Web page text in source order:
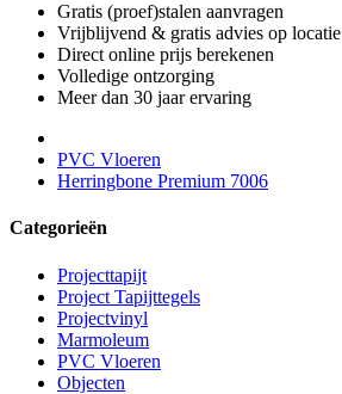
Gratis (proef)stalen aanvragen
Vrijblijvend & gratis advies op locatie
Direct online prijs berekenen
Volledige ontzorging
Meer dan 30 jaar ervaring
PVC Vloeren
Herringbone Premium 7006
Categorieën
Projecttapijt
Project Tapijttegels
Projectvinyl
Marmoleum
PVC Vloeren
Objecten